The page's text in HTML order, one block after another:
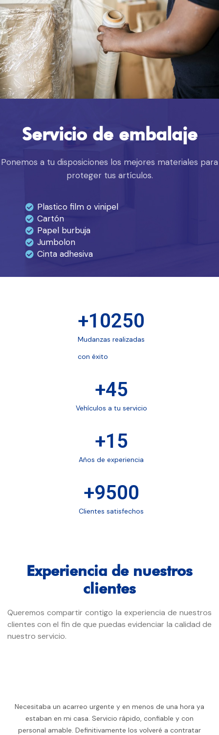
Servicio de embalaje
Ponemos a tu disposiciones los mejores materiales para
proteger tus artículos.
Plastico film o vinipel
Cartón
Papel burbuja
Jumbolon
Cinta adhesiva
Mudanzas realizadas
con éxito
+10250
Vehículos a tu servicio
+45
Años de experiencia
+15
Clientes satisfechos
+9500
Experiencia de nuestros
clientes
Queremos compartir contigo la experiencia de nuestros
clientes con el fin de que puedas evidenciar la calidad de
nuestro servicio.
Necesitaba un acarreo urgente y en menos de una hora ya
estaban en mi casa. Servicio rápido, confiable y con
personal amable. Definitivamente los volveré a contratar